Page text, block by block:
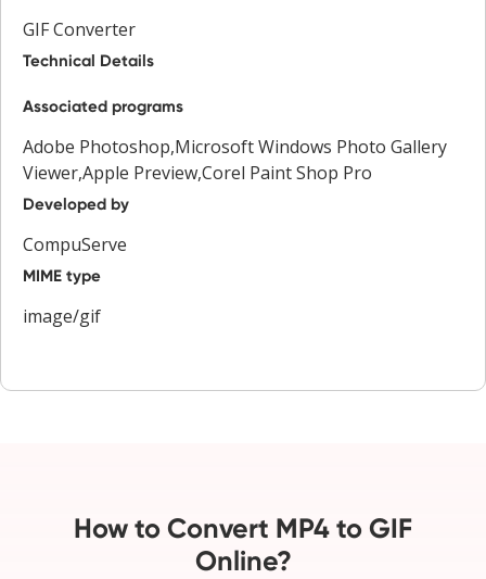
GIF Converter
Technical Details
Associated programs
Adobe Photoshop,Microsoft Windows Photo Gallery
Viewer,Apple Preview,Corel Paint Shop Pro
Developed by
CompuServe
MIME type
image/gif
How to Convert MP4 to GIF
Online?